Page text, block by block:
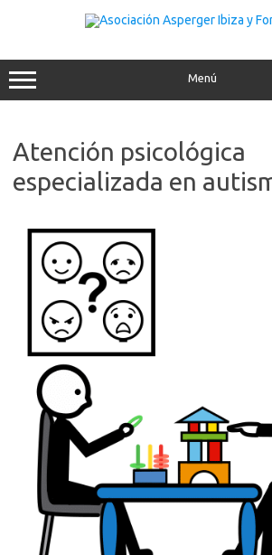
Menú
Atención psicológica
especializada en